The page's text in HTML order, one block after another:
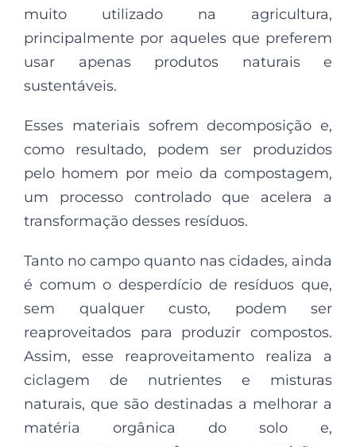
muito utilizado na agricultura,
principalmente por aqueles que preferem
usar apenas produtos naturais e
sustentáveis.
Esses materiais sofrem decomposição e,
como resultado, podem ser produzidos
pelo homem por meio da compostagem,
um processo controlado que acelera a
transformação desses resíduos.
Tanto no campo quanto nas cidades, ainda
é comum o desperdício de resíduos que,
sem qualquer custo, podem ser
reaproveitados para produzir compostos.
Assim, esse reaproveitamento realiza a
ciclagem de nutrientes e misturas
naturais, que são destinadas a melhorar a
matéria orgânica do solo e,